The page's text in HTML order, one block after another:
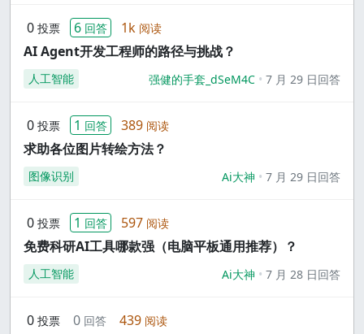
0 投票 6 回答 1k 阅读
AI Agent开发工程师的路径与挑战？
人工智能 强健的手套_dSeM4C 7 月 29 日回答
0 投票 1 回答 389 阅读
求助各位图片转绘方法？
图像识别 Ai大神 7 月 29 日回答
0 投票 1 回答 597 阅读
免费科研AI工具哪款强（电脑平板通用推荐）？
人工智能 Ai大神 7 月 28 日回答
0 投票 0 回答 439 阅读